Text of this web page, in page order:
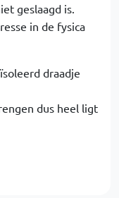
geslaagd is.
in de fysica
draadje
dus heel ligt